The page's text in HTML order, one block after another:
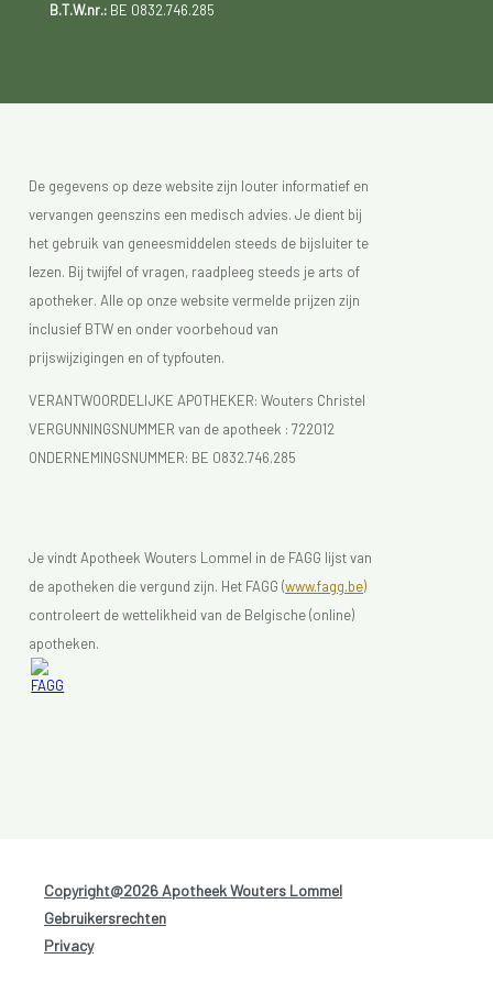
B.T.W.nr.:BE 0832.746.285
De gegevens op deze website zijn louter informatief en
vervangen geenszins een medisch advies. Je dient bij
het gebruik van geneesmiddelen steeds de bijsluiter te
lezen. Bij twijfel of vragen, raadpleeg steeds je arts of
apotheker. Alle op onze website vermelde prijzen zijn
inclusief BTW en onder voorbehoud van
prijswijzigingen en of typfouten.
VERANTWOORDELIJKE APOTHEKER: Wouters Christel
VERGUNNINGSNUMMER van de apotheek : 722012
ONDERNEMINGSNUMMER: BE 0832.746.285
Je vindt Apotheek Wouters Lommel in de FAGG lijst van
de apotheken die vergund zijn. Het FAGG (www.fagg.be)
controleert de wettelikheid van de Belgische (online)
apotheken.
Copyright@2026 Apotheek Wouters Lommel
Gebruikersrechten
Privacy